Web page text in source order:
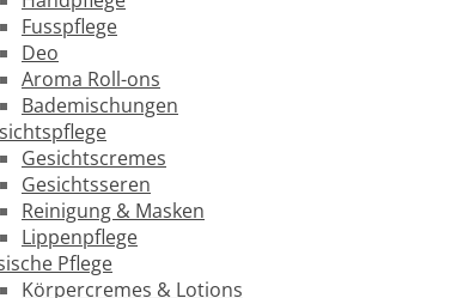
Fusspflege
Deo
Aroma Roll-ons
Bademischungen
Gesichtscremes
Gesichtsseren
Reinigung & Masken
Lippenpflege
Pflege
Körpercremes & Lotions